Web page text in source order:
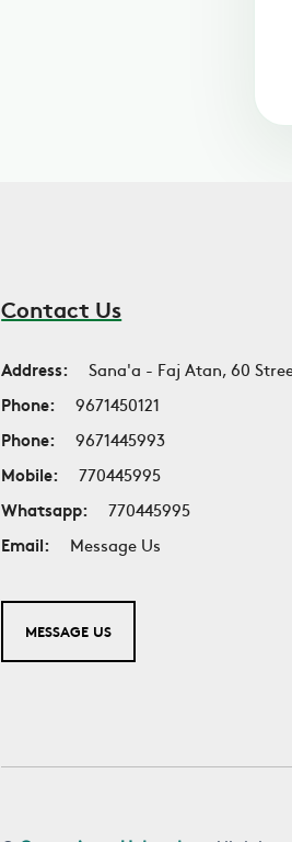
Contact Us
Address:
Sana'a - Faj Atan, 60
Phone:
9671450121
Phone:
9671445993
Mobile:
770445995
Whatsapp:
770445995
Email:
Message Us
MESSAGE US